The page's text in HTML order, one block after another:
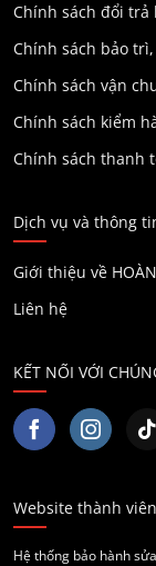
Chính sách đổi trả
Chính sách bảo
Chính sách vận
Chính sách kiểm
Chính sách thanh
Dịch vụ và thông
Giới thiệu về
Liên hệ
KẾT NỐI VỚI
Website thành viên
Hệ thống bảo hành